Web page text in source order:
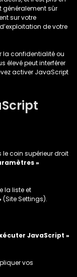
généralement sûr
sur votre
de votre
la confidentialité ou
élevé peut interférer
activer JavaScript
le coin supérieur droit
»
la liste et
(Site Settings).
JavaScript »
vos